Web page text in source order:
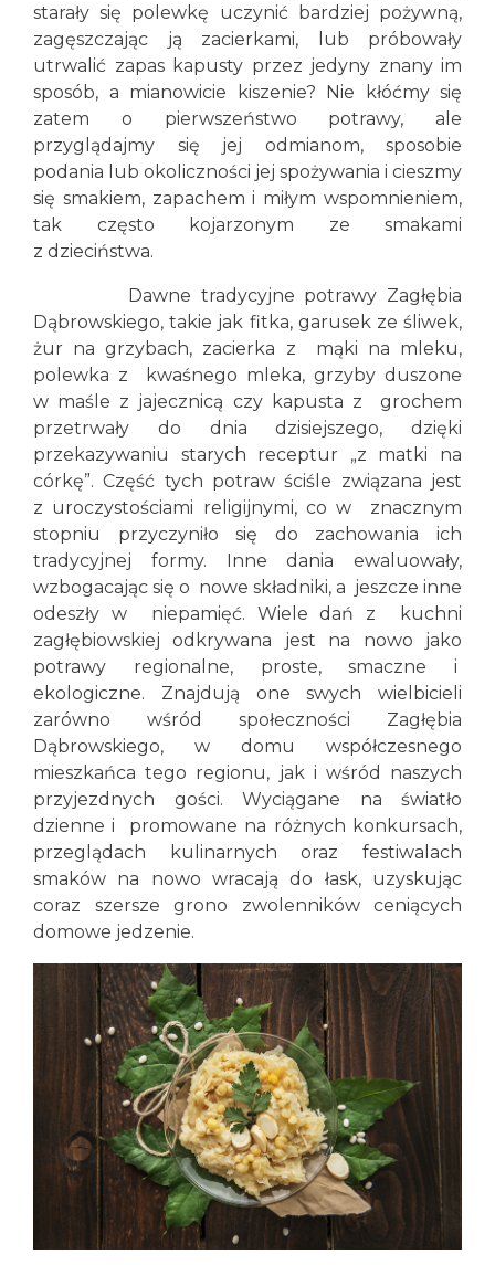
starały się polewkę uczynić bardziej pożywną,
zagęszczając ją zacierkami, lub próbowały
utrwalić zapas kapusty przez jedyny znany im
sposób, a mianowicie kiszenie? Nie kłóćmy się
zatem o pierwszeństwo potrawy, ale
przyglądajmy się jej odmianom, sposobie
podania lub okoliczności jej spożywania i cieszmy
się smakiem, zapachem i miłym wspomnieniem,
tak często kojarzonym ze smakami
z dzieciństwa.
Dawne tradycyjne potrawy Zagłębia
Dąbrowskiego, takie jak fitka, garusek ze śliwek,
żur na grzybach, zacierka z mąki na mleku,
polewka z kwaśnego mleka, grzyby duszone
w maśle z jajecznicą czy kapusta z grochem
przetrwały do dnia dzisiejszego, dzięki
przekazywaniu starych receptur „z matki na
córkę”. Część tych potraw ściśle związana jest
z uroczystościami religijnymi, co w znacznym
stopniu przyczyniło się do zachowania ich
tradycyjnej formy. Inne dania ewaluowały,
wzbogacając się o nowe składniki, a jeszcze inne
odeszły w niepamięć. Wiele dań z kuchni
zagłębiowskiej odkrywana jest na nowo jako
potrawy regionalne, proste, smaczne i
ekologiczne. Znajdują one swych wielbicieli
zarówno wśród społeczności Zagłębia
Dąbrowskiego, w domu współczesnego
mieszkańca tego regionu, jak i wśród naszych
przyjezdnych gości. Wyciągane na światło
dzienne i promowane na różnych konkursach,
przeglądach kulinarnych oraz festiwalach
smaków na nowo wracają do łask, uzyskując
coraz szersze grono zwolenników ceniących
domowe jedzenie.